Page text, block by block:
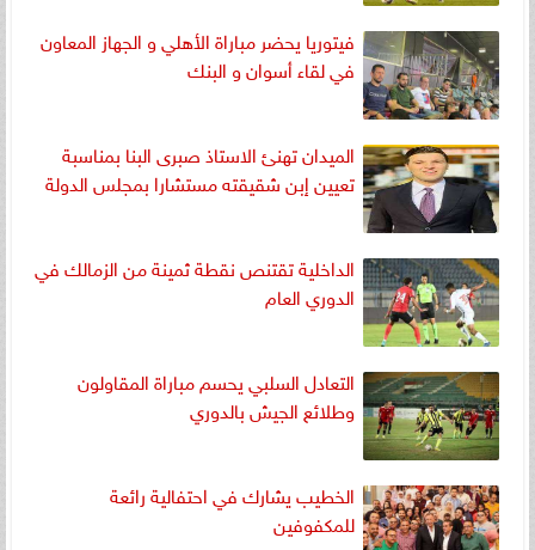
فيتوريا يحضر مباراة الأهلي و الجهاز المعاون
في لقاء أسوان و البنك
الميدان تهنئ الاستاذ صبرى البنا بمناسبة
تعيين إبن شقيقته مستشارا بمجلس الدولة
الداخلية تقتنص نقطة ثمينة من الزمالك في
الدوري العام
التعادل السلبي يحسم مباراة المقاولون
وطلائع الجيش بالدوري
الخطيب يشارك في احتفالية رائعة
للمكفوفين